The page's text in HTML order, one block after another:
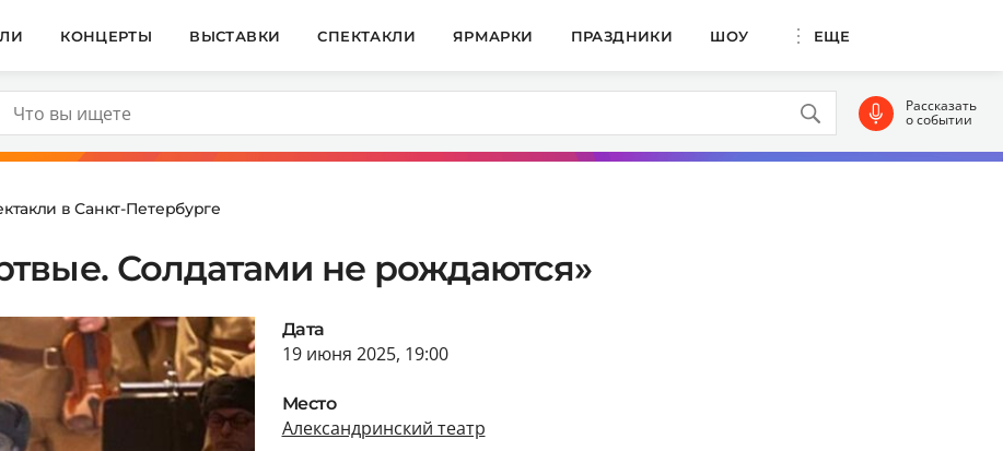
КОНЦЕРТЫ ВЫСТАВКИ СПЕКТАКЛИ ЯРМАРКИ ПРАЗДНИКИ ШОУ ЕЩЕ
Рассказать
о событии
в Санкт-Петербурге
Солдатами не рождаются»
Дата
19 июня 2025, 19:00
Место
Александринский театр